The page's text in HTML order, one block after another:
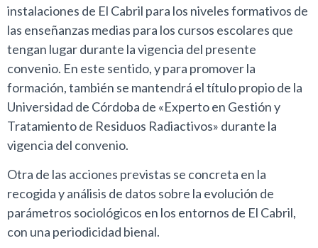
instalaciones de El Cabril para los niveles formativos de
las enseñanzas medias para los cursos escolares que
tengan lugar durante la vigencia del presente
convenio. En este sentido, y para promover la
formación, también se mantendrá el título propio de la
Universidad de Córdoba de «Experto en Gestión y
Tratamiento de Residuos Radiactivos» durante la
vigencia del convenio.
Otra de las acciones previstas se concreta en la
recogida y análisis de datos sobre la evolución de
parámetros sociológicos en los entornos de El Cabril,
con una periodicidad bienal.